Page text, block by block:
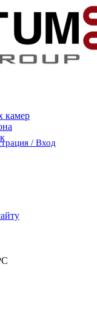
/ Вход
камер